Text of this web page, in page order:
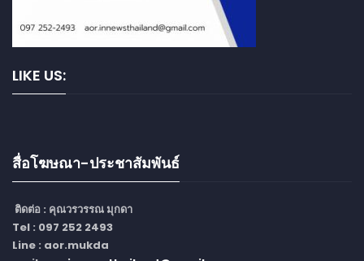
LIKE US:
สื่อโฆษณา-ประชาสัมพันธ์
ติดต่อ : คุณวรวรรณ มุกดา
Tel : 097 252 2493
Line : aor.mukda